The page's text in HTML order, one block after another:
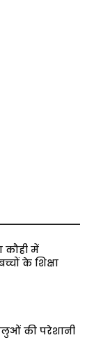
कौही में
के शिक्षा
की परेशानी